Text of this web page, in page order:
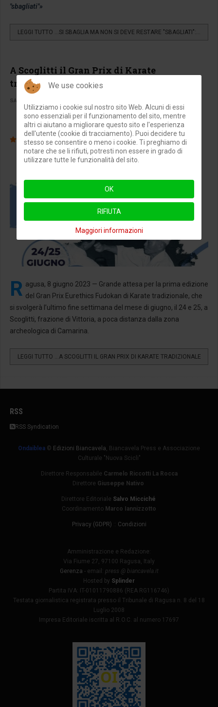
"sbagliati"»
LEGGI TUTTO …SI SBAGLIA MA NON SI DEVE RESTARE "SBAGLIATI":...
A Scoglitti il Gran Prix di Karate
tradizionale
SALVO MICCICHÉ
Disciplina:Karate
Valutazione attuale:4/5
R agusa, 8 giugno 2023 — Grande attesa per la prima edizione
del Gran Prix Eurethics Fudokan di Karate tradizionale, che
si svolgerà l’ultimo fine settimana del mese di giugno, il 24 e 25, a
Scoglitti, frazione di Vittoria, a poca distanza dalla zona
archeologica di Camarina.
LEGGI TUTTO …A SCOGLITTI IL GRAN PRIX DI KARATE TRADIZIONALE
RSS
RSS Syndication
Ondaiblea © Edizioni Biancavela, Biancavela Press e Associazione
Culturale "Nuova Scicli"
Direttore Responsabile Carmelo Riccotti La Rocca
Direttore Giuseppe Nativo
Direttore Editoriale Salvo Micciché
Coordinamento Marco Iannizzotto
Privacy (GDPR) :: Condizioni
Amministrazione e Redazione:
Via Fiume 27, 97100 Ragusa, Italy
Gerenza - email: press @ biancavela.it
Hosted by Splinder
Partita IVA: IT-01011790886 (REA RG116746)
Testata giornalistica registrata presso il Tribunale di Ragusa n. 8 del 18
Luglio 2008
Impresa Editoriale iscritta al R.O.C. al numero 17697
We use cookies
Utilizziamo i cookie sul nostro sito Web. Alcuni di essi
sono essenziali per il funzionamento del sito, mentre
altri ci aiutano a migliorare questo sito e l'esperienza
dell'utente (cookie di tracciamento). Puoi decidere tu
stesso se consentire o meno i cookie. Ti preghiamo di
notare che se li rifiuti, potresti non essere in grado di
utilizzare tutte le funzionalità del sito.
OK
RIFIUTA
Maggiori informazioni